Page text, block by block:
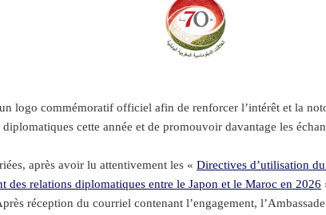
logo commémoratif officiel afin de renforcer l’intérêt et la
cette année et de promouvoir davantage les
après avoir lu attentivement les « Directives d’utilisation
relations diplomatiques entre le Japon et le Maroc en 2026
réception du courriel contenant l’engagement,